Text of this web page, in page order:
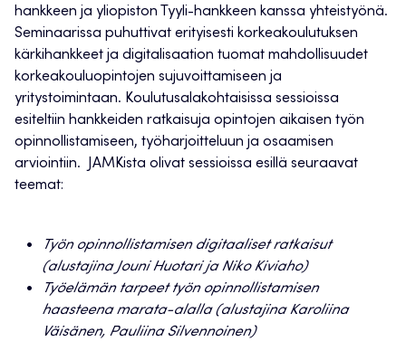
hankkeen ja yliopiston Tyyli-hankkeen kanssa yhteistyönä.
Seminaarissa puhuttivat erityisesti korkeakoulutuksen
kärkihankkeet ja digitalisaation tuomat mahdollisuudet
korkeakouluopintojen sujuvoittamiseen ja
yritystoimintaan. Koulutusalakohtaisissa sessioissa
esiteltiin hankkeiden ratkaisuja opintojen aikaisen työn
opinnollistamiseen, työharjoitteluun ja osaamisen
arviointiin. JAMKista olivat sessioissa esillä seuraavat
teemat:
Työn opinnollistamisen digitaaliset ratkaisut
(alustajina Jouni Huotari ja Niko Kiviaho)
Työelämän tarpeet työn opinnollistamisen
haasteena marata-alalla (alustajina Karoliina
Väisänen, Pauliina Silvennoinen)